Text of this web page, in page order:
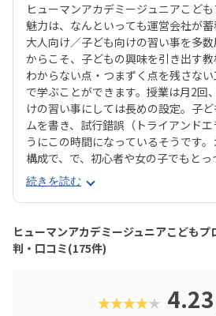
ヒューマンアカデミージュニアこど
魅力は、なんといっても運営会社が蓄
大人向け／子ども向けの習い事を多
からこそ、子どもの興味を引き出す教
わからない点・つまずく点を残さな
で学ぶことができます。授業は月2回
けの習い事にしては長めの設定。子
ムを書き、試行錯誤（トライアンド
うにこの時間になっているそうです
構成で、で、初心者や女の子でもと
プログラミングツール「Scratch（ス
て、エンジニアが実際に使用するプロ
Script」までステップアップすること
クコースではマウス操作など、パソ
るので、自宅でまったくパソコンをさ
さんでも戸惑うことなく授業に入っ
おきたい」方におすすめのスクール
れもヒューマンオリジナルの教材で
続きを読む
ヒューマンアカデミージュニアこども
判・口コミ(175件)
★★★★★ 4.23